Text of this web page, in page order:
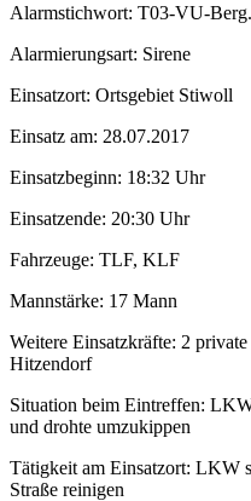
Alarmstichwort: T03-VU-
Alarmierungsart: Sirene
Einsatzort: Ortsgebiet Stiwoll
Einsatz am: 28.07.2017
Einsatzbeginn: 18:32 Uhr
Einsatzende: 20:30 Uhr
Fahrzeuge: TLF, KLF
Mannstärke: 17 Mann
Weitere Einsatzkräfte: 2
Hitzendorf
Situation beim Eintreffen:
und drohte umzukippen
Tätigkeit am Einsatzort: LKW
Straße reinigen